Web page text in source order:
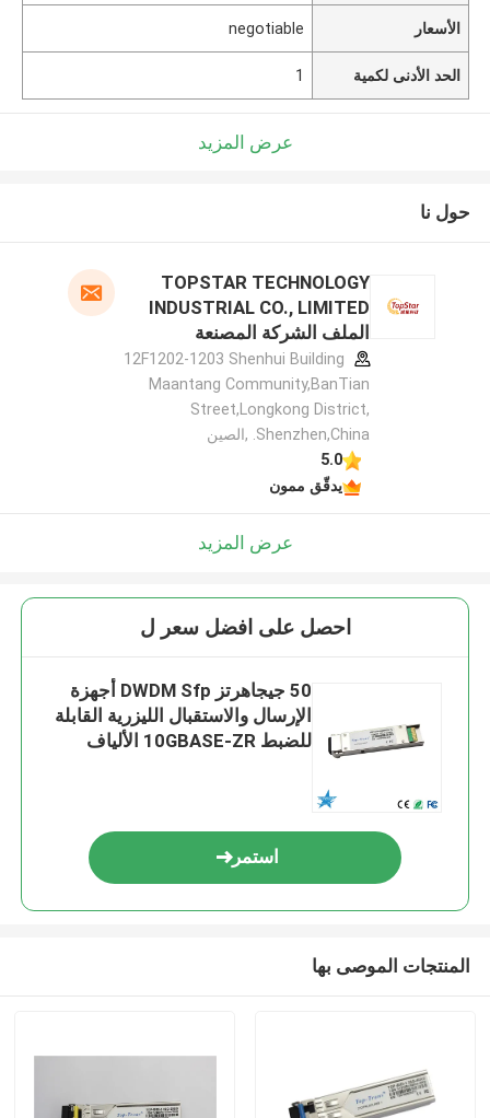
الأسعار negotiable
الحد الأدنى لكمية 1
عرض المزيد
حول نا
TOPSTAR TECHNOLOGY
INDUSTRIAL CO., LIMITED
الملف الشركة المصنعة
12F1202-1203 Shenhui Building
Maantang Community,BanTian
Street,Longkong District,
Shenzhen,China. ,الصين
5.0
يدقّق ممون
عرض المزيد
احصل على افضل سعر ل
50 جيجاهرتز DWDM Sfp أجهزة
الإرسال والاستقبال الليزرية القابلة
للضبط 10GBASE-ZR الألياف
استمر
المنتجات الموصى بها